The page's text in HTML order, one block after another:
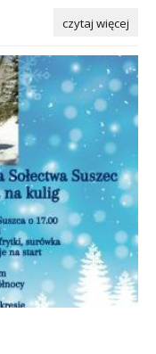
czytaj więcej